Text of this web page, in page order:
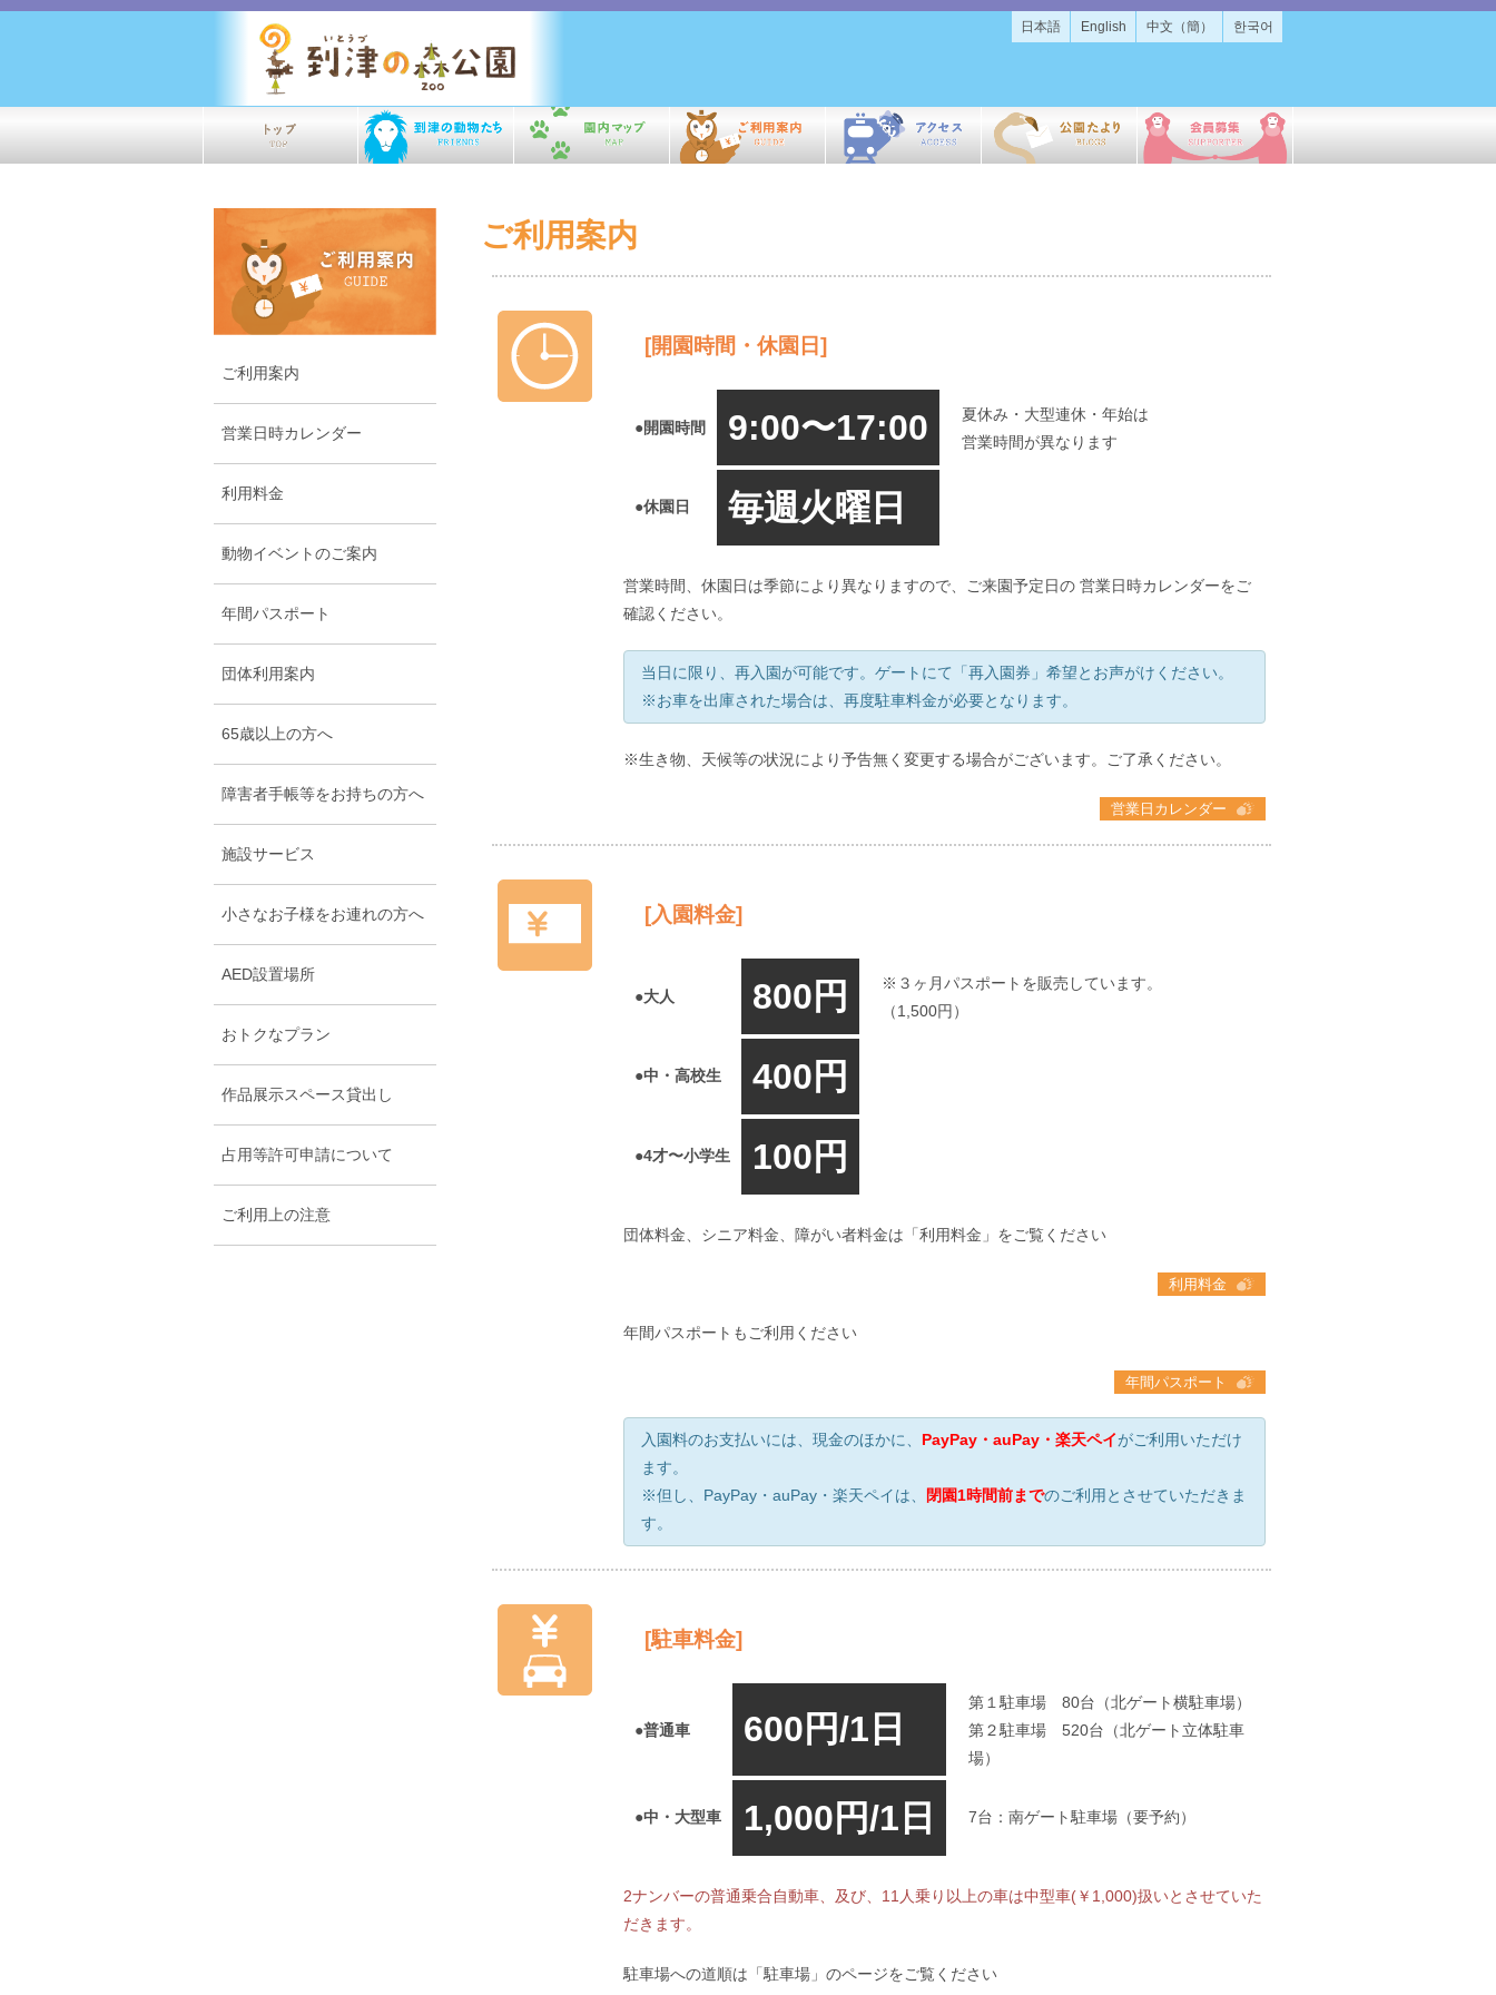
日本語 English 中文（簡） 한국어
ご利用案内
[開園時間・休園日]
●開園時間 9:00〜17:00
夏休み・大型連休・年始は
営業時間が異なります
●休園日 毎週火曜日
営業時間、休園日は季節により異なりますので、ご来園予定日の 営業日時カレンダーをご
確認ください。
当日に限り、再入園が可能です。ゲートにて「再入園券」希望とお声がけください。
※お車を出庫された場合は、再度駐車料金が必要となります。
※生き物、天候等の状況により予告無く変更する場合がございます。ご了承ください。
営業日カレンダー
[入園料金]
●大人 800円
※３ヶ月パスポートを販売しています。
（1,500円）
●中・高校生 400円
●4才〜小学生 100円
団体料金、シニア料金、障がい者料金は「利用料金」をご覧ください
利用料金
年間パスポートもご利用ください
年間パスポート
入園料のお支払いには、現金のほかに、 PayPay・auPay・楽天ペイがご利用いただけ
ます。
※但し、PayPay・auPay・楽天ペイは、
閉園1時間前までのご利用とさせていただきま
す。
[駐車料金]
●普通車 600円/1日
第１駐車場 80台（北ゲート横駐車場）
第２駐車場 520台（北ゲート立体駐車
場）
●中・大型車 1,000円/1日 7台：南ゲート駐車場（要予約）
2ナンバーの普通乗合自動車、及び、11人乗り以上の車は中型車(￥1,000)扱いとさせていた
だきます。
駐車場への道順は「駐車場」のページをご覧ください
ご利用案内
営業日時カレンダー
利用料金
動物イベントのご案内
年間パスポート
団体利用案内
65歳以上の方へ
障害者手帳等をお持ちの方へ
施設サービス
小さなお子様をお連れの方へ
AED設置場所
おトクなプラン
作品展示スペース貸出し
占用等許可申請について
ご利用上の注意